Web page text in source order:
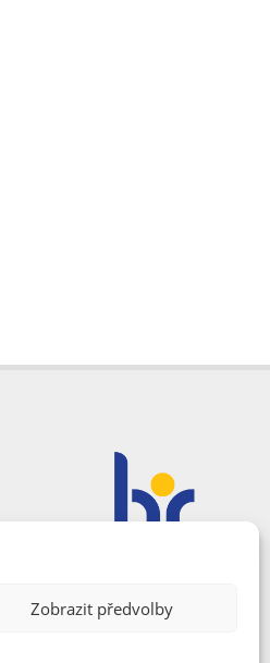
Zobrazit předvolby